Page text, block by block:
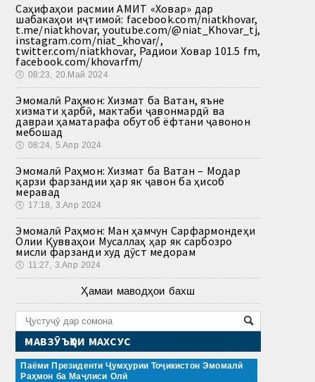
Саҳифаҳои расмии АМИТ «Ховар» дар
шабакаҳои иҷтимоӣ: facebook.com/niatkhovar,
t.me/niatkhovar, youtube.com/@niat_Khovar_tj,
instagram.com/niat_khovar/,
twitter.com/niatkhovar, Радиои Ховар 101.5 fm,
facebook.com/khovarfm/
🕔 08:23, 20.Май 2024
Эмомалӣ Раҳмон: Хизмат ба Ватан, яъне
хизмати ҳарбӣ, мактаби ҷавонмардӣ ва
давраи ҳаматарафа обутоб ёфтани ҷавонон
мебошад
🕔 08:24, 5.Апр 2024
Эмомалӣ Раҳмон: Хизмат ба Ватан – Модар
қарзи фарзандии ҳар як ҷавон ба ҳисоб
меравад
🕔 17:18, 3.Апр 2024
Эмомалӣ Раҳмон: Ман ҳамчун Сарфармондеҳи
Олии Қувваҳои Мусаллаҳ ҳар як сарбозро
мисли фарзанди худ дӯст медорам
🕔 11:27, 3.Апр 2024
Ҳамаи маводҳои бахш
МАВЗӮЪҲОИ МАХСУС
Паёми Президенти Ҷумҳурии Тоҷикистон Эмомалӣ
Раҳмон ба Маҷлиси Олӣ